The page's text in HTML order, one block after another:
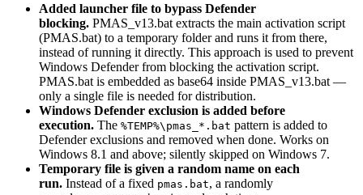
Added launcher file to bypass Defender
blocking. PMAS_v13.bat extracts the main activation script
(PMAS.bat) to a temporary folder and runs it from there,
instead of running it directly. This approach is used to prevent
Windows Defender from blocking the activation script.
PMAS.bat is embedded as base64 inside PMAS_v13.bat —
only a single file is needed for distribution.
Windows Defender exclusion is added before
execution. The %TEMP%\pmas_*.bat pattern is added to
Defender exclusions and removed when done. Works on
Windows 8.1 and above; silently skipped on Windows 7.
Temporary file is given a random name on each
run. Instead of a fixed pmas.bat, a randomly